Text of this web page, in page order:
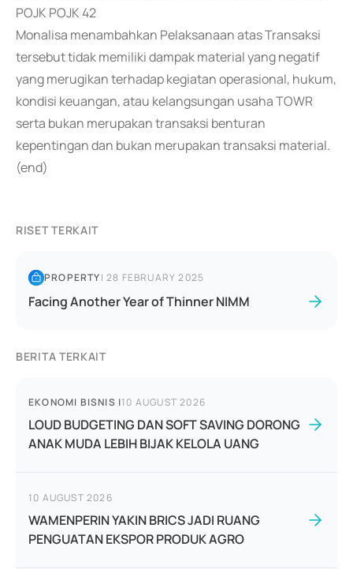
POJK POJK 42
Monalisa menambahkan Pelaksanaan atas Transaksi
tersebut tidak memiliki dampak material yang negatif
yang merugikan terhadap kegiatan operasional, hukum,
kondisi keuangan, atau kelangsungan usaha TOWR
serta bukan merupakan transaksi benturan
kepentingan dan bukan merupakan transaksi material.
(end)
RISET TERKAIT
PROPERTY|28 FEBRUARY 2025
Facing Another Year of Thinner NIMM
BERITA TERKAIT
EKONOMI BISNIS |10 AUGUST 2026
LOUD BUDGETING DAN SOFT SAVING DORONG
ANAK MUDA LEBIH BIJAK KELOLA UANG
10 AUGUST 2026
WAMENPERIN YAKIN BRICS JADI RUANG
PENGUATAN EKSPOR PRODUK AGRO